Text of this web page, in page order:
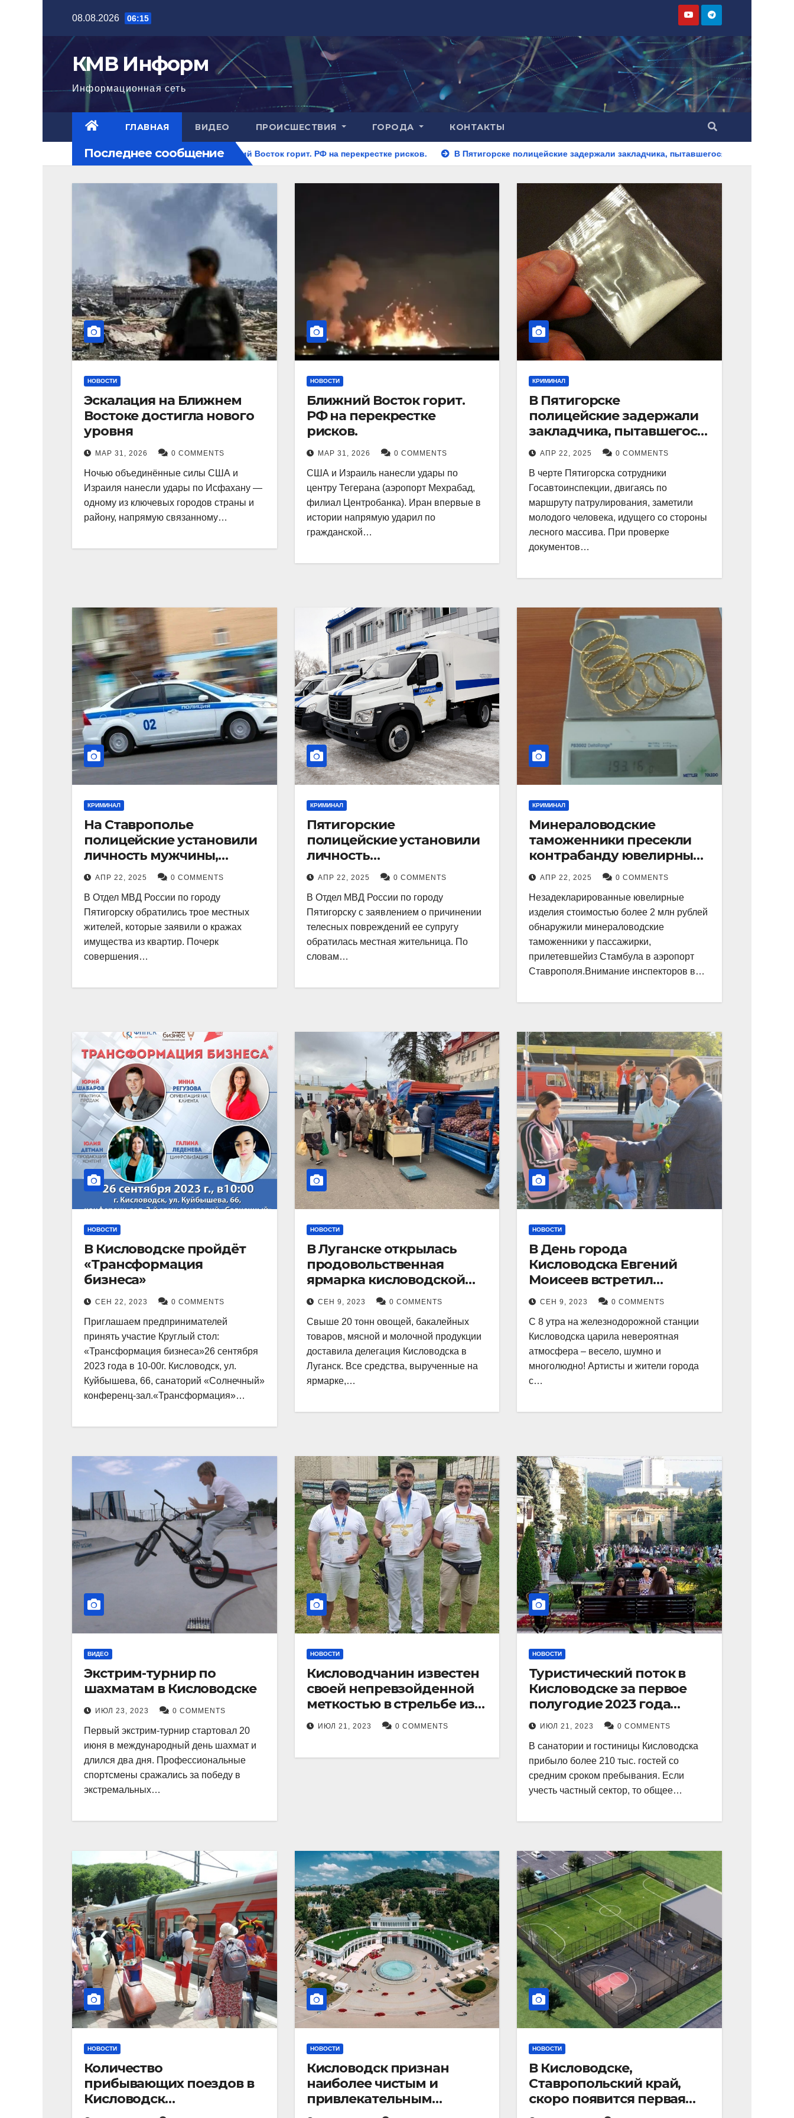
содержимому
08.08.2026 06:15
КМВ Информ
Информационная сеть
ГЛАВНАЯ ВИДЕО ПРОИСШЕСТВИЯ ГОРОДА КОНТАКТЫ
Последнее сообщение
нового уровня Ближний Восток горит. РФ на перекрестке рисков. В Пятигорске полицейские задержали закладчика, пытавшегося сбыть партию синтетического
НОВОСТИ
Эскалация на Ближнем
Востоке достигла нового
уровня
МАР 31, 2026 0 COMMENTS
Ночью объединённые силы США и
Израиля нанесли удары по Исфахану —
одному из ключевых городов страны и
району, напрямую связанному…
НОВОСТИ
Ближний Восток горит.
РФ на перекрестке
рисков.
МАР 31, 2026 0 COMMENTS
США и Израиль нанесли удары по
центру Тегерана (аэропорт Мехрабад,
филиал Центробанка). Иран впервые в
истории напрямую ударил по
гражданской…
КРИМИНАЛ
В Пятигорске
полицейские задержали
закладчика, пытавшегося
сбыть партию
синтетического
наркотика
АПР 22, 2025 0 COMMENTS
В черте Пятигорска сотрудники
Госавтоинспекции, двигаясь по
маршруту патрулирования, заметили
молодого человека, идущего со стороны
лесного массива. При проверке
документов…
КРИМИНАЛ
На Ставрополье
полицейские установили
личность мужчины,
причастного к кражам
имущества из квартир в
Пятигорске
АПР 22, 2025 0 COMMENTS
В Отдел МВД России по городу
Пятигорску обратились трое местных
жителей, которые заявили о кражах
имущества из квартир. Почерк
совершения…
КРИМИНАЛ
Пятигорские
полицейские установили
личность
злоумышленника,
причинившего телесные
повреждения местному
жителю
АПР 22, 2025 0 COMMENTS
В Отдел МВД России по городу
Пятигорску с заявлением о причинении
телесных повреждений ее супругу
обратилась местная жительница. По
словам…
КРИМИНАЛ
Минераловодские
таможенники пресекли
контрабанду ювелирных
изделий на 2 млн рублей
АПР 22, 2025 0 COMMENTS
Незадекларированные ювелирные
изделия стоимостью более 2 млн рублей
обнаружили минераловодские
таможенники у пассажирки,
прилетевшейиз Стамбула в аэропорт
Ставрополя.Внимание инспекторов в…
НОВОСТИ
В Кисловодске пройдёт
«Трансформация
бизнеса»
СЕН 22, 2023 0 COMMENTS
Приглашаем предпринимателей
принять участие Круглый стол:
«Трансформация бизнеса»26 сентября
2023 года в 10-00г. Кисловодск, ул.
Куйбышева, 66, санаторий «Солнечный»
конференц-зал.«Трансформация»…
НОВОСТИ
В Луганске открылась
продовольственная
ярмарка кисловодской
продукции.
СЕН 9, 2023 0 COMMENTS
Свыше 20 тонн овощей, бакалейных
товаров, мясной и молочной продукции
доставила делегация Кисловодска в
Луганск. Все средства, вырученные на
ярмарке,…
НОВОСТИ
В День города
Кисловодска Евгений
Моисеев встретил
прибывший поезд с
туристами.
СЕН 9, 2023 0 COMMENTS
С 8 утра на железнодорожной станции
Кисловодска царила невероятная
атмосфера – весело, шумно и
многолюдно! Артисты и жители города
с…
ВИДЕО
Экстрим-турнир по
шахматам в Кисловодске
ИЮЛ 23, 2023 0 COMMENTS
Первый экстрим-турнир стартовал 20
июня в международный день шахмат и
длился два дня. Профессиональные
спортсмены сражались за победу в
экстремальных…
НОВОСТИ
Кисловодчанин известен
своей непревзойденной
меткостью в стрельбе из
лука, и его успехи
прославили его в
ИЮЛ 21, 2023 0 COMMENTS
НОВОСТИ
Туристический поток в
Кисловодске за первое
полугодие 2023 года
показал рекордный рост в
21 процент.
ИЮЛ 21, 2023 0 COMMENTS
В санатории и гостиницы Кисловодска
прибыло более 210 тыс. гостей со
средним сроком пребывания. Если
учесть частный сектор, то общее…
НОВОСТИ
Количество
прибывающих поездов в
Кисловодск
стремительно
НОВОСТИ
Кисловодск признан
наиболее чистым и
привлекательным
курортным городом в
НОВОСТИ
В Кисловодске,
Ставропольский край,
скоро появится первая
«умная площадка».